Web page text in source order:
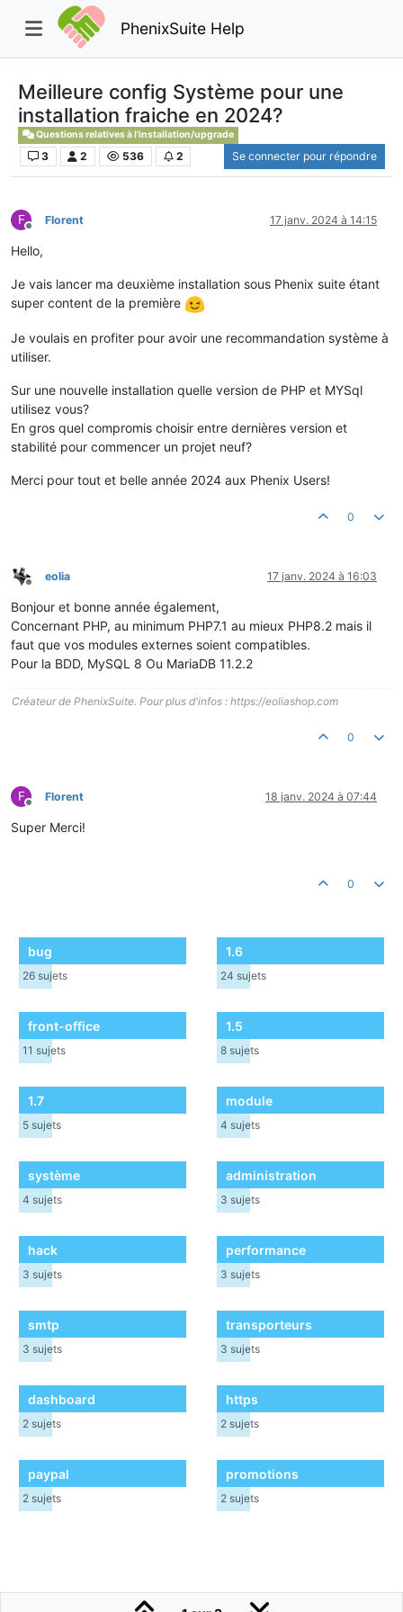
PhenixSuite Help
Meilleure config Système pour une
installation fraiche en 2024?
Questions relatives à l'installation/upgrade
3 2 536 2 Se connecter pour répondre
F
Hors-ligne
Florent 17 janv. 2024 à 14:15
Hello,
Je vais lancer ma deuxième installation sous Phenix suite étant
super content de la première
Je voulais en profiter pour avoir une recommandation système à
utiliser.
Sur une nouvelle installation quelle version de PHP et MYSql
utilisez vous?
En gros quel compromis choisir entre dernières version et
stabilité pour commencer un projet neuf?
Merci pour tout et belle année 2024 aux Phenix Users!
0
Hors-ligne
eolia 17 janv. 2024 à 16:03
Bonjour et bonne année également,
Concernant PHP, au minimum PHP7.1 au mieux PHP8.2 mais il
faut que vos modules externes soient compatibles.
Pour la BDD, MySQL 8 Ou MariaDB 11.2.2
Créateur de PhenixSuite. Pour plus d'infos : https://eoliashop.com
0
F
Hors-ligne
Florent 18 janv. 2024 à 07:44
Super Merci!
0
bug
26 sujets
1.6
24 sujets
front-office
11 sujets
1.5
8 sujets
1.7
5 sujets
module
4 sujets
système
4 sujets
administration
3 sujets
hack
3 sujets
performance
3 sujets
smtp
3 sujets
transporteurs
3 sujets
dashboard
2 sujets
https
2 sujets
paypal
2 sujets
promotions
2 sujets